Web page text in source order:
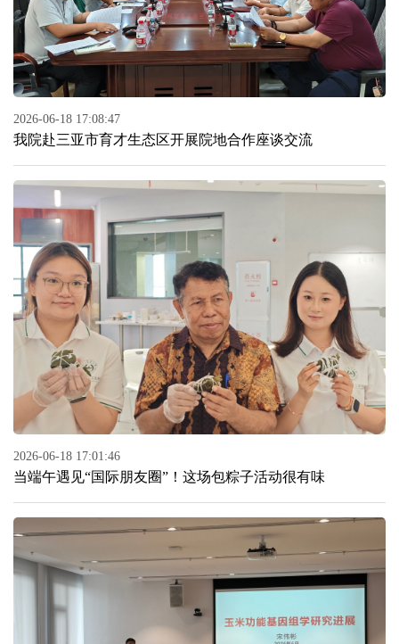
2026-06-18 17:08:47
我院赴三亚市育才生态区开展院地合作座谈交流
2026-06-18 17:01:46
当端午遇见“国际朋友圈”！这场包粽子活动很有味